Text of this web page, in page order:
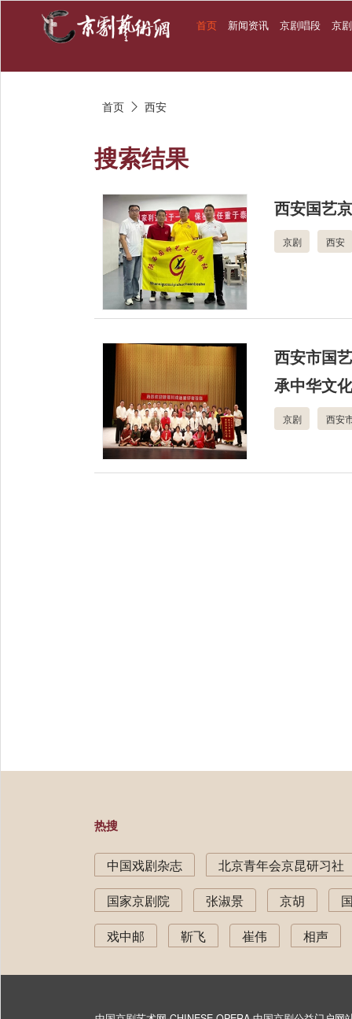
首页 新闻资讯 京剧唱段 京
首页  西安
搜索结果
西安国艺
京剧 西安
西安市国
承中华文
京剧 西安
热搜
中国戏剧杂志
北京青年会京昆研习社
国家京剧院
张淑景 京胡
戏中邮
靳飞 崔伟 相声